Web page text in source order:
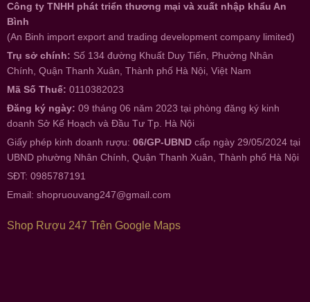
Công ty TNHH phát triển thương mại và xuất nhập khẩu An
Bình
(An Binh import export and trading development company limited)
Trụ sở chính: Số 134 đường Khuất Duy Tiến, Phường Nhân
Chính, Quận Thanh Xuân, Thành phố Hà Nội, Việt Nam
Mã Số Thuế: 0110382023
Đăng ký ngày: 09 tháng 06 năm 2023 tại phòng đăng ký kinh
doanh Sở Kế Hoạch và Đầu Tư Tp. Hà Nội
Giấy phép kinh doanh rượu: 06/GP-UBND cấp ngày 29/05/2024 tại
UBND phường Nhân Chính, Quận Thanh Xuân, Thành phố Hà Nội
SĐT: 0985787191
Email: shopruouvang247@gmail.com
Shop Rượu 247 Trên Google Maps